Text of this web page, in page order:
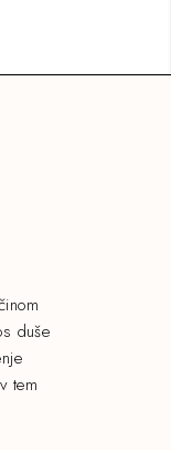
duše
tem